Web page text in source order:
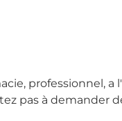
professionnel, a
pas à demander